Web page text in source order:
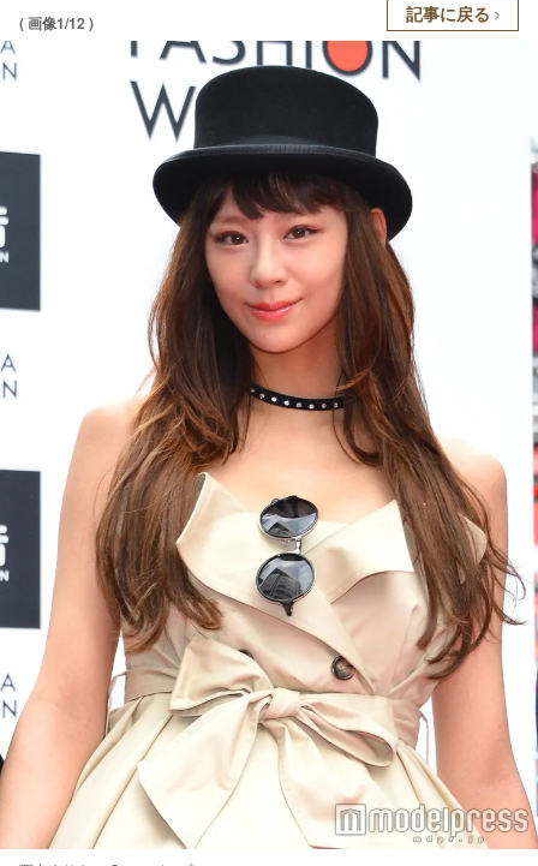
( 画像1/12 ) 記事に戻る